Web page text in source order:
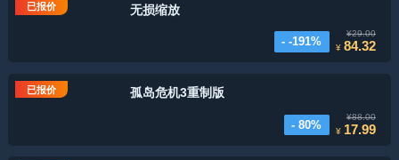
已报价 无损缩放
- -191%
¥29.00
¥84.32
已报价 孤岛危机3重制版
- 80%
¥88.00
¥ 17.99